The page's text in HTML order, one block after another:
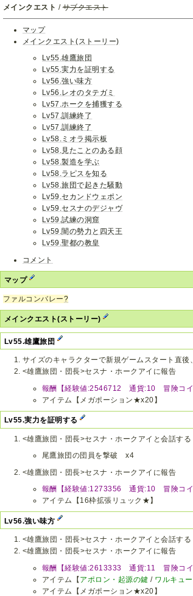
メインクエスト /サブクエスト
マップ
メインクエスト(ストーリー)
Lv55.雄鷹旅団
Lv55.実力を証明する
Lv56.強い味方
Lv56.レオのタテガミ
Lv57.ホークを捕獲する
Lv57.訓練終了
Lv57.訓練終了
Lv58.ミオラ掲示板
Lv58.見たことのある顔
Lv58.製造を学ぶ
Lv58.ラピスを知る
Lv58.旅団で起きた騒動
Lv59.セカンドウェポン
Lv59.セスナのデジャヴ
Lv59.試練の洞窟
Lv59.闇の勢力と四天王
Lv59.聖都の教皇
コメント
マップ
ファルコンバレー?
メインクエスト(ストーリー)
Lv55.雄鷹旅団
サイズのキャラクターで新規ゲームスタート直後
<雄鷹旅団・団長>セスナ・ホークアイに報告
報酬【経験値:2546712 通貨:10 冒険コイ
アイテム【メガポーション★x20】
Lv55.実力を証明する
<雄鷹旅団・団長>セスナ・ホークアイと会話する
尾鷹旅団の団員を撃破 x4
<雄鷹旅団・団長>セスナ・ホークアイに報告
報酬【経験値:1273356 通貨:10 冒険コイ
アイテム【16枠拡張リュック★】
Lv56.強い味方
<雄鷹旅団・団長>セスナ・ホークアイと会話する
<雄鷹旅団・団長>セスナ・ホークアイに報告
報酬【経験値:2613333 通貨:11 冒険コイ
アイテム【アポロン・起源の鍵 / ワルキュ
アイテム【メガポーション★x20】